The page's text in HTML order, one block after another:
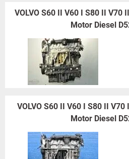
VOLVO S60 II V60 I S80 II V70
Motor Diesel
VOLVO S60 II V60 I S80 II V70
Motor Diesel